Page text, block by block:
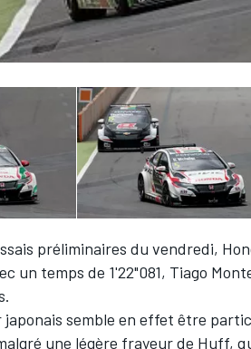
préliminaires du vendredi,
un temps de 1'22"081, Tiago
semble en effet être
une légère frayeur de Huff,